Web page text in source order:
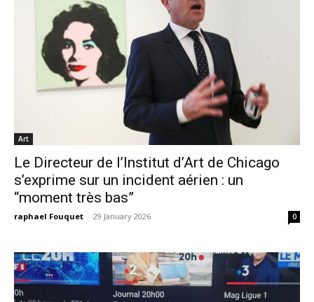
Art
Le Directeur de l’Institut d’Art de Chicago
s’exprime sur un incident aérien : un
“moment très bas”
raphael Fouquet - 29 January 2026 0